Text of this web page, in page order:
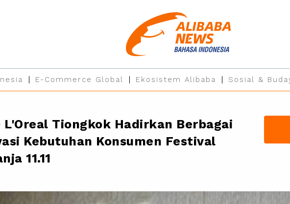
E-Commerce Global Ekosistem Alibaba Sosial &
L'Oreal Tiongkok Hadirkan Berbagai
Kebutuhan Konsumen Festival
11.11